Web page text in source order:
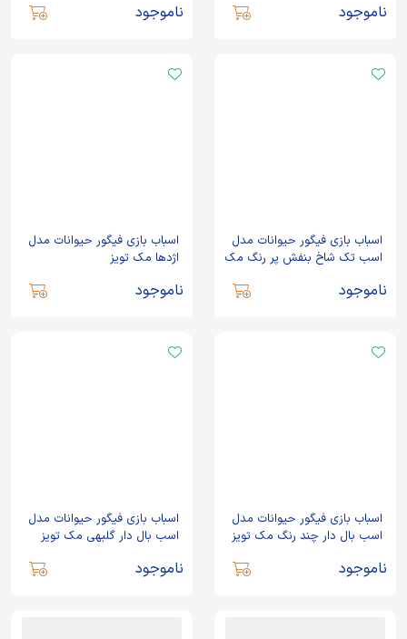
ناموجود ناموجود
اسباب بازی فیگور حیوانات مدل
اسب تک شاخ بنفش پر رنگ مک
ناموجود
اسباب بازی فیگور حیوانات مدل
اژدها مک تویز
ناموجود
اسباب بازی فیگور حیوانات مدل
اسب بال دار چند رنگ مک تویز
ناموجود
اسباب بازی فیگور حیوانات مدل
اسب بال دار گلبهی مک تویز
ناموجود